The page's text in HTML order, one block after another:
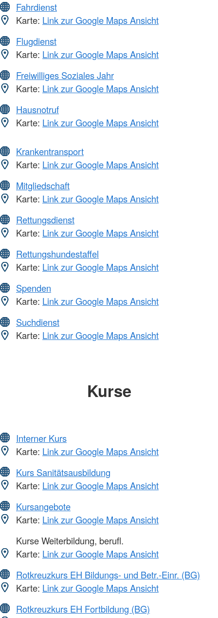
Fahrdienst
Karte: Link zur Google Maps Ansicht
Flugdienst
Karte: Link zur Google Maps Ansicht
Freiwilliges Soziales Jahr
Karte: Link zur Google Maps Ansicht
Hausnotruf
Karte: Link zur Google Maps Ansicht
Krankentransport
Karte: Link zur Google Maps Ansicht
Mitgliedschaft
Karte: Link zur Google Maps Ansicht
Rettungsdienst
Karte: Link zur Google Maps Ansicht
Rettungshundestaffel
Karte: Link zur Google Maps Ansicht
Spenden
Karte: Link zur Google Maps Ansicht
Suchdienst
Karte: Link zur Google Maps Ansicht
Kurse
Interner Kurs
Karte: Link zur Google Maps Ansicht
Kurs Sanitätsausbildung
Karte: Link zur Google Maps Ansicht
Kursangebote
Karte: Link zur Google Maps Ansicht
Kurse Weiterbildung, berufl.
Karte: Link zur Google Maps Ansicht
Rotkreuzkurs EH Bildungs- und Betr.-Einr. (BG)
Karte: Link zur Google Maps Ansicht
Rotkreuzkurs EH Fortbildung (BG)